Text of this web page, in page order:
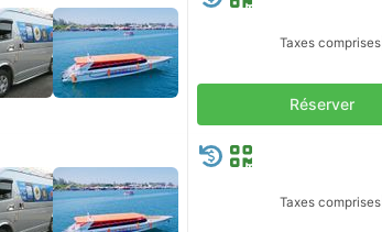
Taxes comprises
Réserver
Taxes comprises